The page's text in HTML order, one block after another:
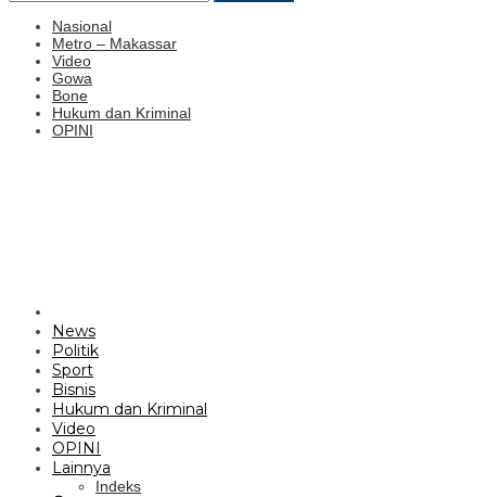
Nasional
Metro – Makassar
Video
Gowa
Bone
Hukum dan Kriminal
OPINI
News
Politik
Sport
Bisnis
Hukum dan Kriminal
Video
OPINI
Lainnya
Indeks